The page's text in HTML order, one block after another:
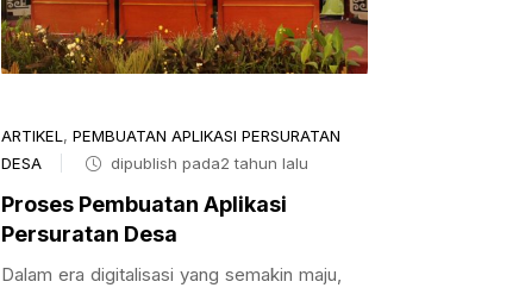
ARTIKEL , PEMBUATAN APLIKASI PERSURATAN
DESA
dipublish pada2 tahun lalu
Proses Pembuatan Aplikasi
Persuratan Desa
Dalam era digitalisasi yang semakin maju,